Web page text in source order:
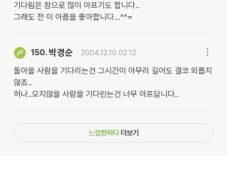
기다림은 참으로 많이 아프기도 합니다..
그래도 전 이 아픔을 좋아합니다...^^=
150. 박경순 2004.12.10 02:12
돌아올 사람을 기다리는건 그시간이 아무리 길어도 결코 외롭지
않죠..
허나..오지않을 사람을 기다린는건 너무 아프답니다..
느낌한마디 더보기